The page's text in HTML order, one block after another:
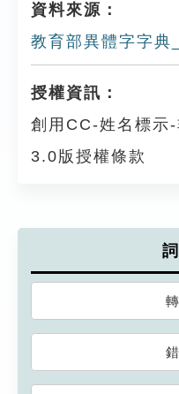
資料來源：
教育部異體字字典
授權資訊：
創用CC-姓名標示
3.0版授權條款